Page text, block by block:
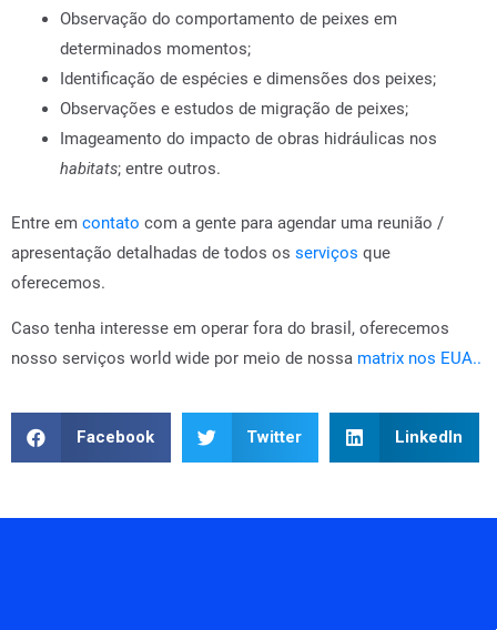
Observação do comportamento de peixes em
determinados momentos;
Identificação de espécies e dimensões dos peixes;
Observações e estudos de migração de peixes;
Imageamento do impacto de obras hidráulicas nos
habitats; entre outros.
Entre em contato com a gente para agendar uma reunião /
apresentação detalhadas de todos os serviços que
oferecemos.
Caso tenha interesse em operar fora do brasil, oferecemos
nosso serviços world wide por meio de nossa matrix nos EUA..
Facebook Twitter LinkedIn